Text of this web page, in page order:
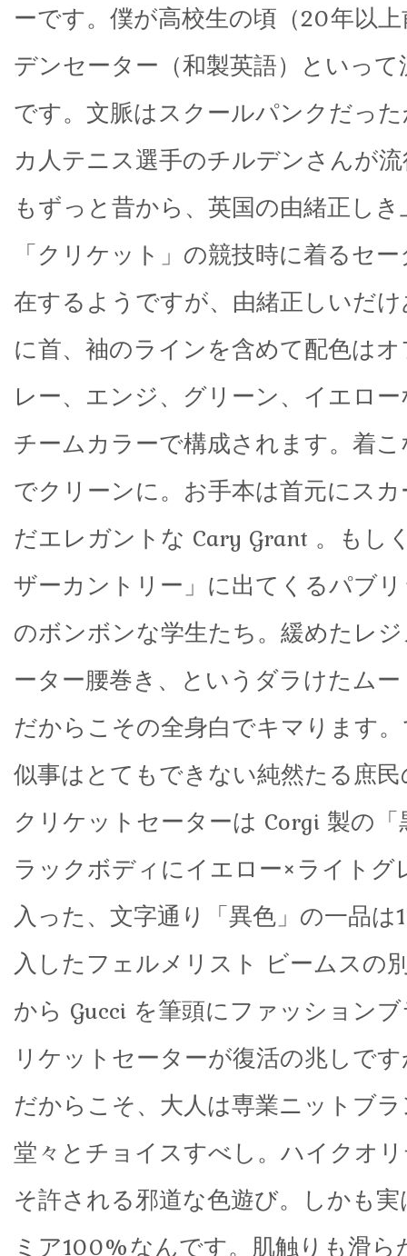
ーです。僕が高校生の頃（20年以
デンセーター（和製英語）といっ
です。文脈はスクールパンクだっ
カ人テニス選手のチルデンさんが
もずっと昔から、英国の由緒正し
「クリケット」の競技時に着るセ
在するようですが、由緒正しいだ
に首、袖のラインを含めて配色は
レー、エンジ、グリーン、イエロ
チームカラーで構成されます。着
でクリーンに。お手本は首元にス
だエレガントな Cary Grant 。もし
ザーカントリー」に出てくるパブ
のボンボンな学生たち。緩めたレ
ーター腰巻き、というダラけたム
だからこその全身白でキマります
似事はとてもできない純然たる庶
クリケットセーターは Corgi 製の
ラックボディにイエロー×ライトグ
入った、文字通り「異色」の一品は
入したフェルメリスト ビームスの
から Gucci を筆頭にファッション
リケットセーターが復活の兆しで
だからこそ、大人は専業ニットブ
堂々とチョイスすべし。ハイクオ
そ許される邪道な色遊び。しかも
ミア100%なんです。肌触りも滑ら